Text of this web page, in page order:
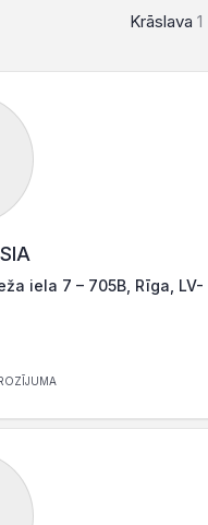
Krāslava 1
iela 7 – 705B, Rīga, LV-